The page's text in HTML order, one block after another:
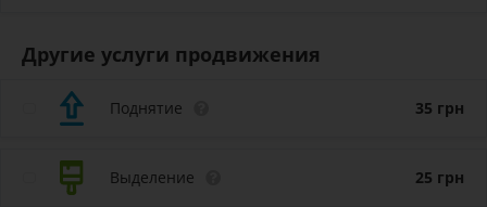
Другие услуги продвижения
Поднятие 35 грн
Выделение 25 грн